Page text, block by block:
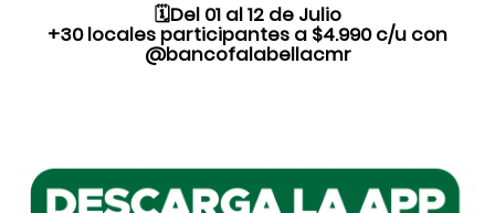
🗓️Del 01 al 12 de Julio
+30 locales participantes a $4.990 c/u con
@bancofalabellacmr